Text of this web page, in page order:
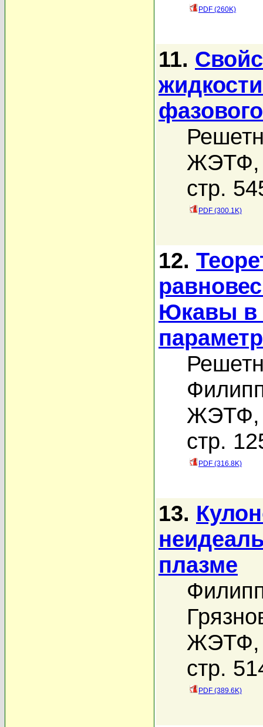
PDF (260K)
11.
ЖЭТФ,
стр.
PDF (300.1K)
12.
Юкавы в
ЖЭТФ,
стр.
PDF (316.8K)
13.
плазме
ЖЭТФ,
стр.
PDF (389.6K)